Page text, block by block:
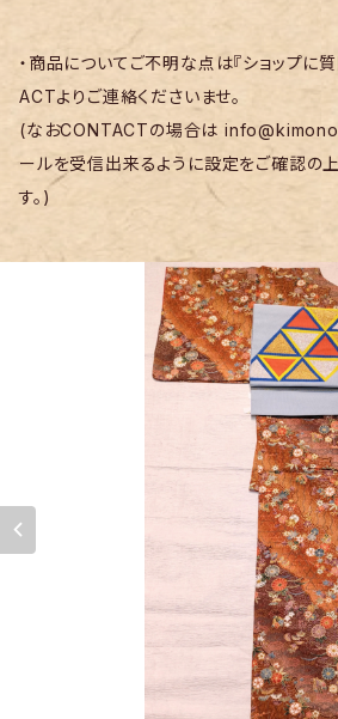
・商品についてご不明な点は『ショップに
ACTよりご連絡くださいませ。
(なおCONTACTの場合は
ールを受信出来るように設定をご確認の
す。)